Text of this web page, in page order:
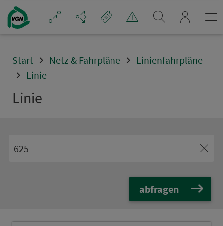
Navigation überspringen
Start Netz & Fahrpläne
Linienfahrpläne
Linie
Linie
abfragen